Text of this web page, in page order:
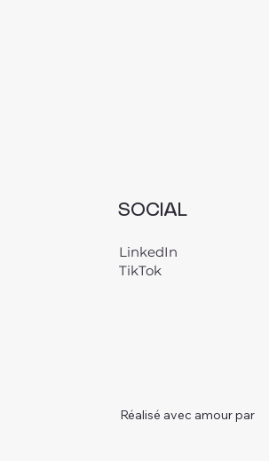
Réalisé avec amour par
SOCIAL
LinkedIn
TikTok